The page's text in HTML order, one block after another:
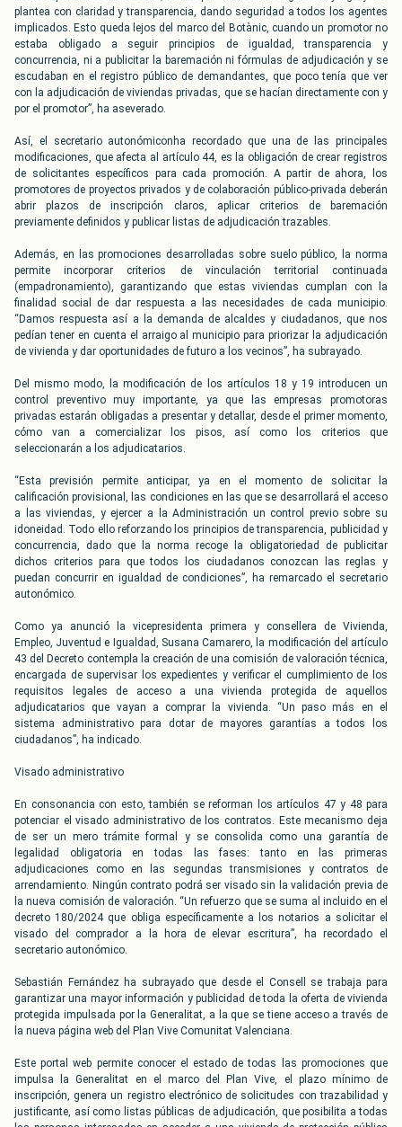
plantea con claridad y transparencia, dando seguridad a todos los agentes
implicados. Esto queda lejos del marco del Botànic, cuando un promotor no
estaba obligado a seguir principios de igualdad, transparencia y
concurrencia, ni a publicitar la baremación ni fórmulas de adjudicación y se
escudaban en el registro público de demandantes, que poco tenía que ver
con la adjudicación de viviendas privadas, que se hacían directamente con y
por el promotor”, ha aseverado.
Así, el secretario autonómiconha recordado que una de las principales
modificaciones, que afecta al artículo 44, es la obligación de crear registros
de solicitantes específicos para cada promoción. A partir de ahora, los
promotores de proyectos privados y de colaboración público-privada deberán
abrir plazos de inscripción claros, aplicar criterios de baremación
previamente definidos y publicar listas de adjudicación trazables.
Además, en las promociones desarrolladas sobre suelo público, la norma
permite incorporar criterios de vinculación territorial continuada
(empadronamiento), garantizando que estas viviendas cumplan con la
finalidad social de dar respuesta a las necesidades de cada municipio.
“Damos respuesta así a la demanda de alcaldes y ciudadanos, que nos
pedían tener en cuenta el arraigo al municipio para priorizar la adjudicación
de vivienda y dar oportunidades de futuro a los vecinos”, ha subrayado.
Del mismo modo, la modificación de los artículos 18 y 19 introducen un
control preventivo muy importante, ya que las empresas promotoras
privadas estarán obligadas a presentar y detallar, desde el primer momento,
cómo van a comercializar los pisos, así como los criterios que
seleccionarán a los adjudicatarios.
“Esta previsión permite anticipar, ya en el momento de solicitar la
calificación provisional, las condiciones en las que se desarrollará el acceso
a las viviendas, y ejercer a la Administración un control previo sobre su
idoneidad. Todo ello reforzando los principios de transparencia, publicidad y
concurrencia, dado que la norma recoge la obligatoriedad de publicitar
dichos criterios para que todos los ciudadanos conozcan las reglas y
puedan concurrir en igualdad de condiciones”, ha remarcado el secretario
autonómico.
Como ya anunció la vicepresidenta primera y consellera de Vivienda,
Empleo, Juventud e Igualdad, Susana Camarero, la modificación del artículo
43 del Decreto contempla la creación de una comisión de valoración técnica,
encargada de supervisar los expedientes y verificar el cumplimiento de los
requisitos legales de acceso a una vivienda protegida de aquellos
adjudicatarios que vayan a comprar la vivienda. “Un paso más en el
sistema administrativo para dotar de mayores garantías a todos los
ciudadanos”, ha indicado.
Visado administrativo
En consonancia con esto, también se reforman los artículos 47 y 48 para
potenciar el visado administrativo de los contratos. Este mecanismo deja
de ser un mero trámite formal y se consolida como una garantía de
legalidad obligatoria en todas las fases: tanto en las primeras
adjudicaciones como en las segundas transmisiones y contratos de
arrendamiento. Ningún contrato podrá ser visado sin la validación previa de
la nueva comisión de valoración. “Un refuerzo que se suma al incluido en el
decreto 180/2024 que obliga específicamente a los notarios a solicitar el
visado del comprador a la hora de elevar escritura”, ha recordado el
secretario autonómico.
Sebastián Fernández ha subrayado que desde el Consell se trabaja para
garantizar una mayor información y publicidad de toda la oferta de vivienda
protegida impulsada por la Generalitat, a la que se tiene acceso a través de
la nueva página web del Plan Vive Comunitat Valenciana.
Este portal web permite conocer el estado de todas las promociones que
impulsa la Generalitat en el marco del Plan Vive, el plazo mínimo de
inscripción, genera un registro electrónico de solicitudes con trazabilidad y
justificante, así como listas públicas de adjudicación, que posibilita a todas